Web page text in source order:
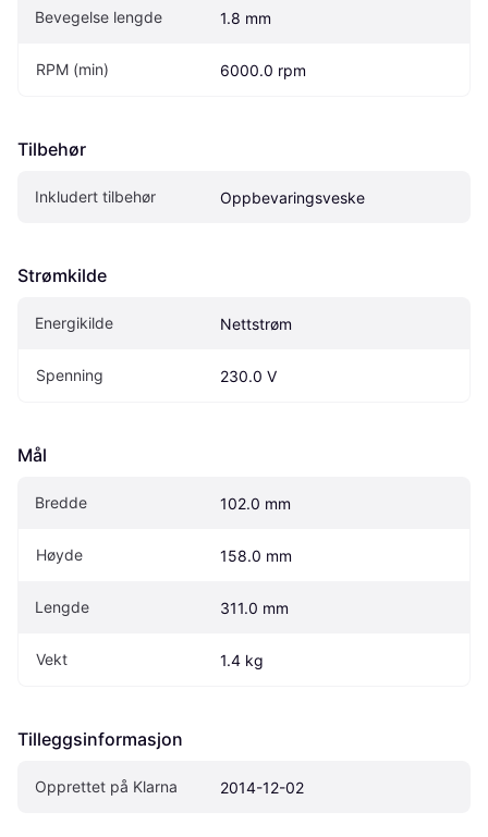
Bevegelse lengde 1.8 mm
RPM (min) 6000.0 rpm
Tilbehør
Inkludert tilbehør Oppbevaringsveske
Strømkilde
Energikilde Nettstrøm
Spenning 230.0 V
Mål
Bredde 102.0 mm
Høyde 158.0 mm
Lengde 311.0 mm
Vekt 1.4 kg
Tilleggsinformasjon
Opprettet på Klarna 2014-12-02